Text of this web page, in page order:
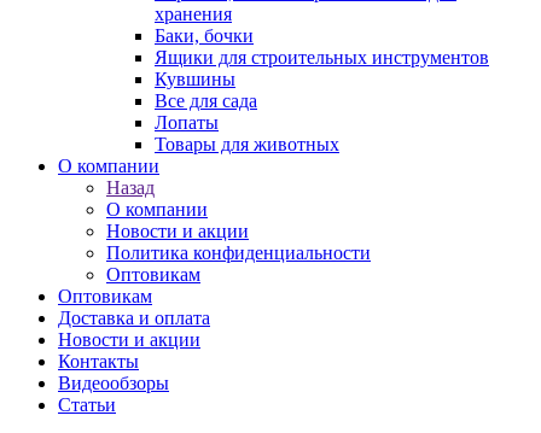
хранения
Баки, бочки
Ящики для строительных инструментов
Кувшины
Все для сада
Лопаты
Товары для животных
О компании
Назад
О компании
Новости и акции
Политика конфиденциальности
Оптовикам
Оптовикам
Доставка и оплата
Новости и акции
Контакты
Видеообзоры
Статьи